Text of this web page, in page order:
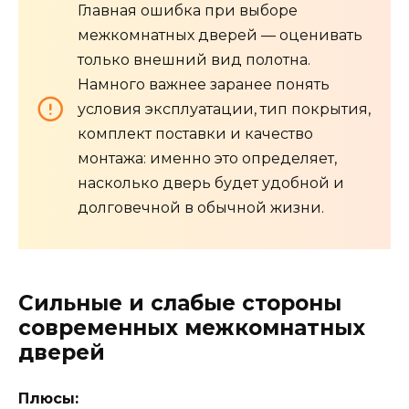
Главная ошибка при выборе
межкомнатных дверей — оценивать
только внешний вид полотна.
Намного важнее заранее понять
условия эксплуатации, тип покрытия,
комплект поставки и качество
монтажа: именно это определяет,
насколько дверь будет удобной и
долговечной в обычной жизни.
Сильные и слабые стороны
современных межкомнатных
дверей
Плюсы: